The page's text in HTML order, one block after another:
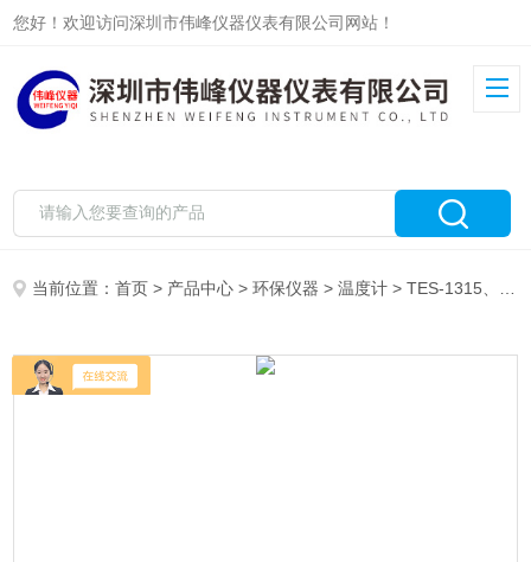
您好！欢迎访问深圳市伟峰仪器仪表有限公司网站！
当前位置：首页 > 产品中心 >环保仪器 >温度计 > TES-1315、TES-1316测温仪-中国台湾泰仕